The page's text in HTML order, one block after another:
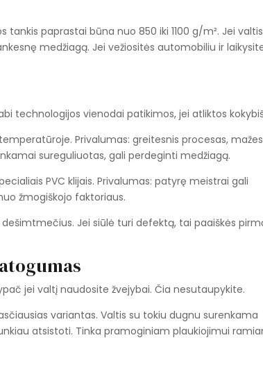
paprastai būna nuo 850 iki 1100 g/m². Jei
medžiagą. Jei vežiositės automobiliu ir
technologijos vienodai patikimos, jei atliktos
Privalumas: greitesnis procesas,
sureguliuotas, gali perdeginti medžiagą.
PVC klijais. Privalumas: patyrę meistrai gali
žmogiškojo faktoriaus.
Jei siūlė turi defektą, tai paaiškės
jei valtį naudosite žvejybai. Čia nesutaupykite.
variantas. Valtis su tokiu dugnu surenkama
atsistoti. Tinka pramoginiam plaukiojimui